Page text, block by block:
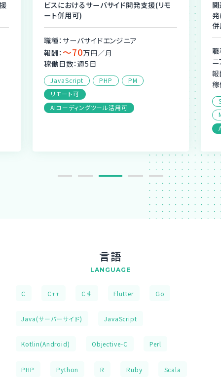
ビスにおけるサーバサイド開発支援(リモ
ート併用可)
職種：サーバサイドエンジニア
報酬： 〜70万円／月
稼働日数：週5日
JavaScript PHP
PM
リモート可
AIコーディングツール活用可
発
職
報
言語
LANGUAGE
C C++ C♯ Flutter Go
Java(サーバーサイド) JavaScript
Kotlin(Android) Objective-C Perl
PHP Python R Ruby Scala